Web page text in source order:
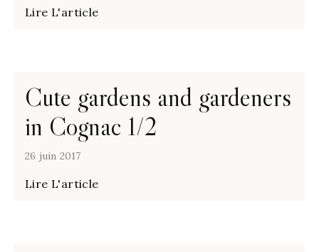
Lire L'article
Cute gardens and gardeners
in Cognac 1/2
26 juin 2017
Lire L'article